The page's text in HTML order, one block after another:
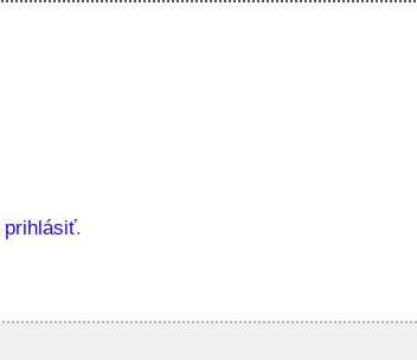
prihlásiť.